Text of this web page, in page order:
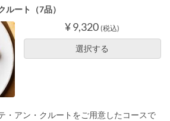
ルート（7品）
¥ 9,320 (税込)
選択する
・アン・クルートをご用意したコースで